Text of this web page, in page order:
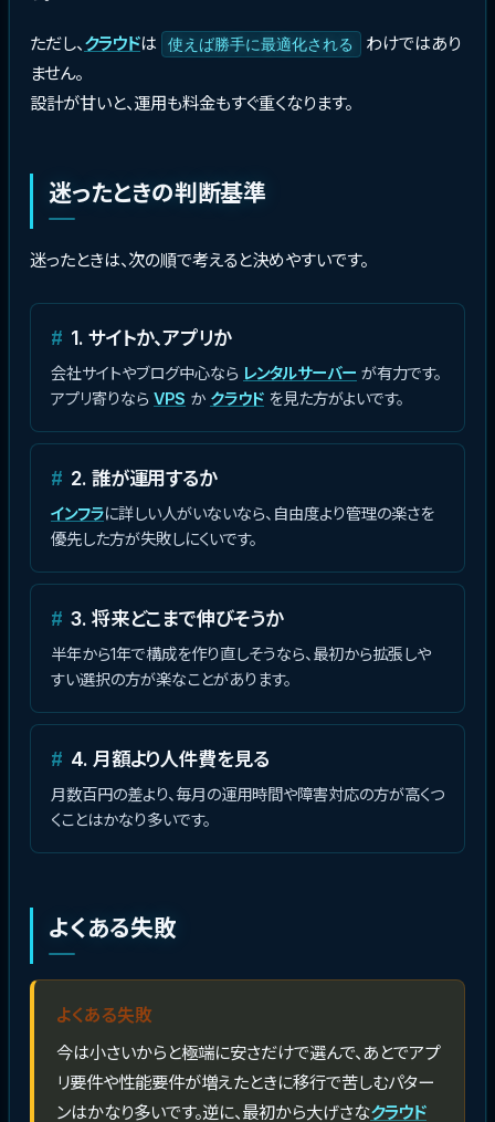
ただし、クラウドは 使えば勝手に最適化される
わけではあり
ません。
設計が甘いと、運用も料金もすぐ重くなります。
迷ったときの判断基準
迷ったときは、次の順で考えると決めやすいです。
1. サイトか、アプリか
会社サイトやブログ中心なら レンタルサーバー が有力です。
アプリ寄りなら VPS か クラウド を見た方がよいです。
2. 誰が運用するか
インフラに詳しい人がいないなら、自由度より管理の楽さを
優先した方が失敗しにくいです。
3. 将来どこまで伸びそうか
半年から1年で構成を作り直しそうなら、最初から拡張しや
すい選択の方が楽なことがあります。
4. 月額より人件費を見る
月数百円の差より、毎月の運用時間や障害対応の方が高くつ
くことはかなり多いです。
よくある失敗
よくある失敗
今は小さいからと極端に安さだけで選んで、あとでアプ
リ要件や性能要件が増えたときに移行で苦しむパター
ンはかなり多いです。逆に、最初から大げさなクラウド